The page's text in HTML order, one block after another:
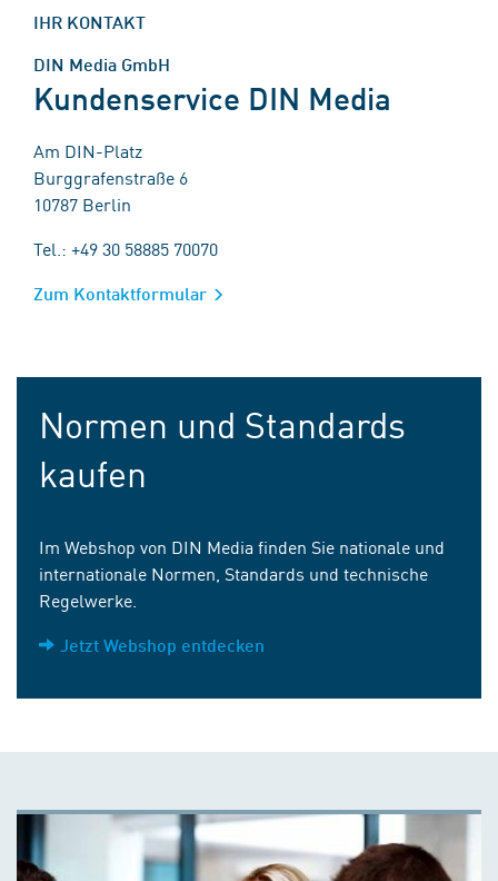
IHR KONTAKT
DIN Media GmbH
Kundenservice DIN Media
Am DIN-Platz
Burggrafenstraße 6
10787 Berlin
Tel.: +49 30 58885 70070
Zum Kontaktformular
Normen und Standards
kaufen
Im Webshop von DIN Media finden Sie nationale und
internationale Normen, Standards und technische
Regelwerke.
Jetzt Webshop entdecken